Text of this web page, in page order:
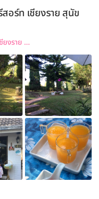
อร์ท เชียงราย สุนัข
งราย ...